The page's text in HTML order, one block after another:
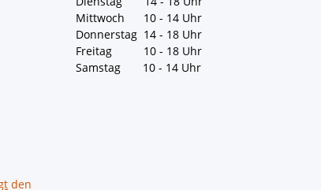
den
Mittwoch 10 - 14 Uhr
Donnerstag 14 - 18 Uhr
Freitag 10 - 18 Uhr
Samstag 10 - 14 Uhr